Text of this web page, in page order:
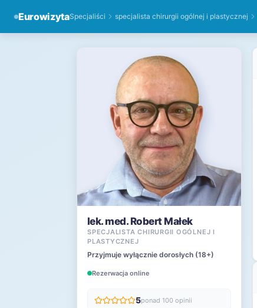
EurowizytaSpecjaliści specjalista chirurgii ogólnej i plastycznej
lek. med. Robert Małek
SPECJALISTA CHIRURGII OGÓLNEJ I
PLASTYCZNEJ
Przyjmuje wyłącznie dorosłych (18+)
Rezerwacja online
5ponad 100 opinii